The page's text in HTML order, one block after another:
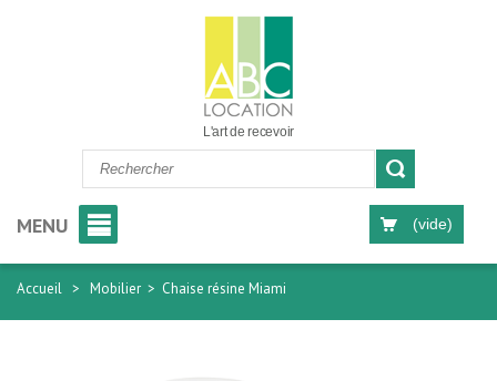
L'art de recevoir
MENU (vide)
Accueil > Mobilier > Chaise résine Miami